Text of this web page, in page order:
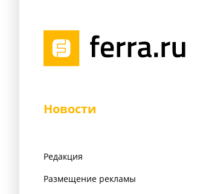
Новости
Редакция
Размещение рекламы